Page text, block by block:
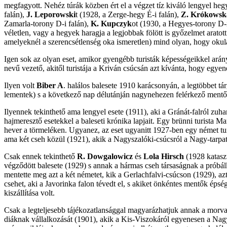
megfagyott. Nehéz túrák közben ért el a végzet tíz kiváló lengyel
falán), J. Leporowskit (1928, a Zerge-hegy É-i falán), Z.
Zamarla-torony D-i falán), K. Kupczykot (1930, a Hegyes-torony
véletlen, vagy a hegyek haragja a legjobbak fölött is győzelmet
amelyeknél a szerencsétlenség oka ismeretlen) mind olyan, hogy
Igen sok az olyan eset, amikor gyengébb turisták képességeikkel
nevű vezető, akitől turistája a Kriván csúcsán azt kívánta, hogy
Ilyen volt Biber A. halálos balesete 1910 karácsonyán, a legtöbbet
lementek) s a következő nap délutánján nagynehezen felérkező
Ilyennek tekinthető ama lengyel esete (1911), aki a Gránát-falról
hajmeresztő esetekkel a baleseti krónika lapjait. Egy brünni turista
hever a törmeléken. Ugyanez, az eset ugyanitt 1927-ben egy német
ama két cseh közül (1921), akik a Nagyszalóki-csúcsról a Nagy-
Csak ennek tekinthető R. Dowgalowicz és Lola Hirsch (1928
végződött balesete (1929) s annak a hármas cseh társaságnak a
mentette meg azt a két németet, kik a Gerlachfalvi-csúcson (1929),
csehet, aki a Javorinka falon tévedt el, s akiket önkéntes mentők
kiszállítása volt.
Csak a legteljesebb tájékozatlansággal magyarázhatjuk annak a
diáknak vállalkozását (1901), akik a Kis-Viszokáról egyenesen a